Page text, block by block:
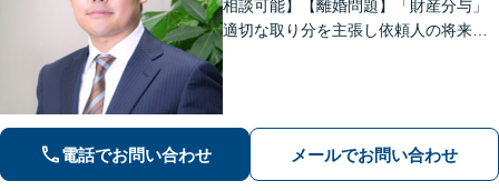
相談可能】【離婚問題】「財産分与」
適切な取り分を主張し依頼人の将来を
どお任せください
電話でお問い合わせ メールでお問い合わせ